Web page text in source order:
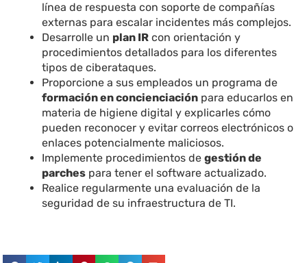
línea de respuesta con soporte de compañías
externas para escalar incidentes más complejos.
Desarrolle un plan IR con orientación y
procedimientos detallados para los diferentes
tipos de ciberataques.
Proporcione a sus empleados un programa de
formación en concienciación para educarlos en
materia de higiene digital y explicarles cómo
pueden reconocer y evitar correos electrónicos o
enlaces potencialmente maliciosos.
Implemente procedimientos degestión de
parches para tener el software actualizado.
Realice regularmente una evaluación de la
seguridad de su infraestructura de TI.